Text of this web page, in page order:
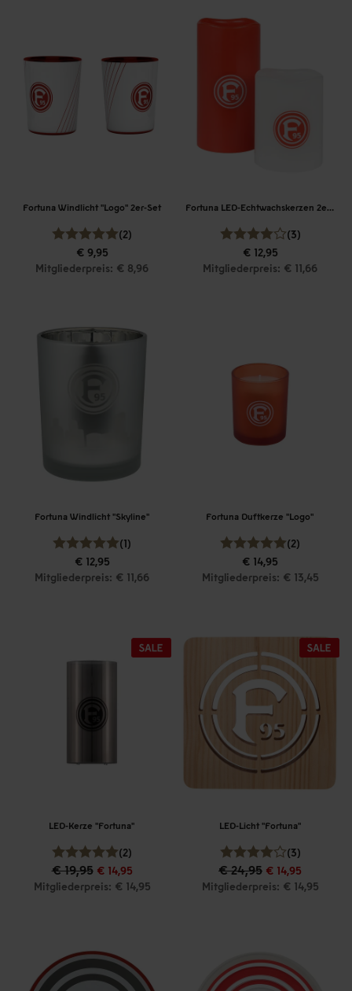
Fortuna Windlicht "Logo" 2er-Set
(2)
€ 9,95
Mitgliederpreis: € 8,96
Fortuna LED-Echtwachskerzen 2er-Set
(3)
€ 12,95
Mitgliederpreis: € 11,66
Fortuna Windlicht "Skyline"
(1)
€ 12,95
Mitgliederpreis: € 11,66
Fortuna Duftkerze "Logo"
(2)
€ 14,95
Mitgliederpreis: € 13,45
LED-Kerze "Fortuna"
(2)
€ 19,95 € 14,95
Mitgliederpreis: € 14,95
LED-Licht "Fortuna"
(3)
€ 24,95 € 14,95
Mitgliederpreis: € 14,95